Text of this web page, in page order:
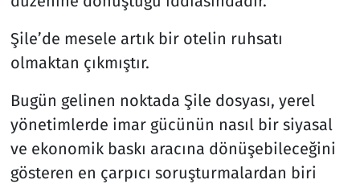
Şile’de mesele artık bir otelin ruhsatı
olmaktan çıkmıştır.
Bugün gelinen noktada Şile dosyası, yerel
yönetimlerde imar gücünün nasıl bir siyasal
ve ekonomik baskı aracına dönüşebileceğini
gösteren en çarpıcı soruşturmalardan biri